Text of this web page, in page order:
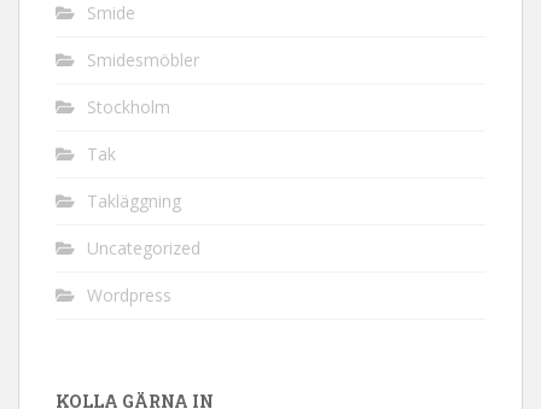
Smide
Smidesmöbler
Stockholm
Tak
Takläggning
Uncategorized
Wordpress
KOLLA GÄRNA IN